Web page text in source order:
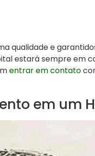
qualidade e
estará sempre em
entrar em contato
em um